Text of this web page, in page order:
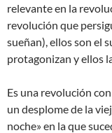
relevante en la
revolución que
sueñan), ellos son el
protagonizan y ellos
Es una revolución
un desplome de la
noche» en la que